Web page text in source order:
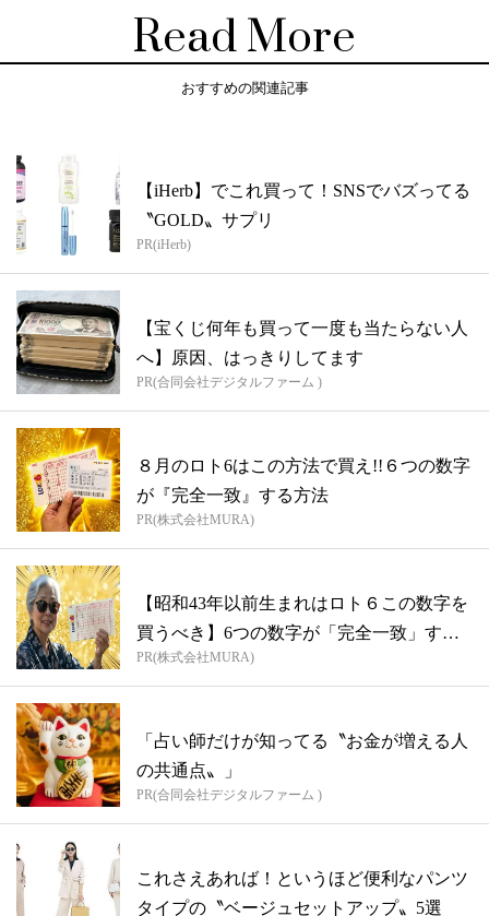
Read More
おすすめの関連記事
【iHerb】でこれ買って！SNSでバズってる
〝GOLD〟サプリ
PR(iHerb)
【宝くじ何年も買って一度も当たらない人
へ】原因、はっきりしてます
PR(合同会社デジタルファーム )
８月のロト6はこの方法で買え!!６つの数字
が『完全一致』する方法
PR(株式会社MURA)
【昭和43年以前生まれはロト６この数字を
買うべき】6つの数字が「完全一致」する
方...
PR(株式会社MURA)
「占い師だけが知ってる〝お金が増える人
の共通点〟」
PR(合同会社デジタルファーム )
これさえあれば！というほど便利なパンツ
タイプの〝ベージュセットアップ〟5選